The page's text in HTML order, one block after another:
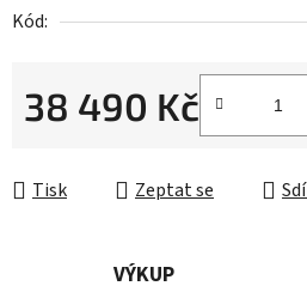
Kód:
38 490 Kč
Tisk Zeptat se
VÝKUP